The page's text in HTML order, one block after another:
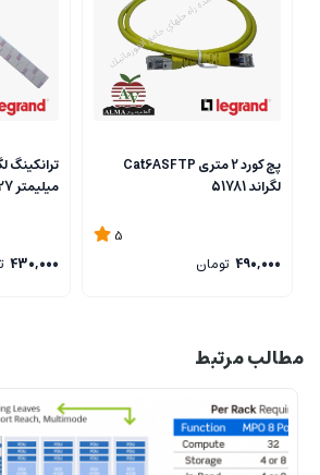
پچ کورد 2 متری Cat6ASFTP
لگراند 51781
5
490,000 تومان
میلیمتر 10427
430,000
مطالب مرتبط